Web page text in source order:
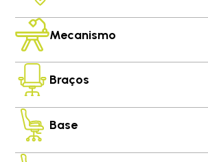
Mecanismo
Braços
Base